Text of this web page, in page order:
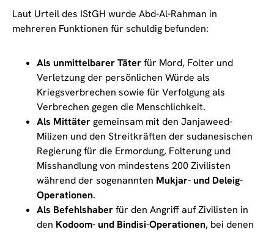
Laut Urteil des IStGH wurde Abd-Al-Rahman in
mehreren Funktionen für schuldig befunden:
Als unmittelbarer Täterfür Mord, Folter und
Verletzung der persönlichen Würde als
Kriegsverbrechen sowie für Verfolgung als
Verbrechen gegen die Menschlichkeit.
Als Mittätergemeinsam mit den Janjaweed-
Milizen und den Streitkräften der sudanesischen
Regierung für die Ermordung, Folterung und
Misshandlung von mindestens 200 Zivilisten
während der sogenannten Mukjar- und Deleig-
Operationen.
Als Befehlshaberfür den Angriff auf Zivilisten in
den Kodoom- und Bindisi-Operationen, bei denen